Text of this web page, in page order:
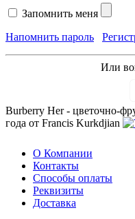
Запомнить меня
Напомнить пароль
Или
Burberry Her - цветочно-
года от Francis Kurkdjian
О Компании
Контакты
Способы оплаты
Реквизиты
Доставка